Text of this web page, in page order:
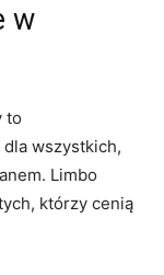
w
to
wszystkich,
Limbo
którzy cenią